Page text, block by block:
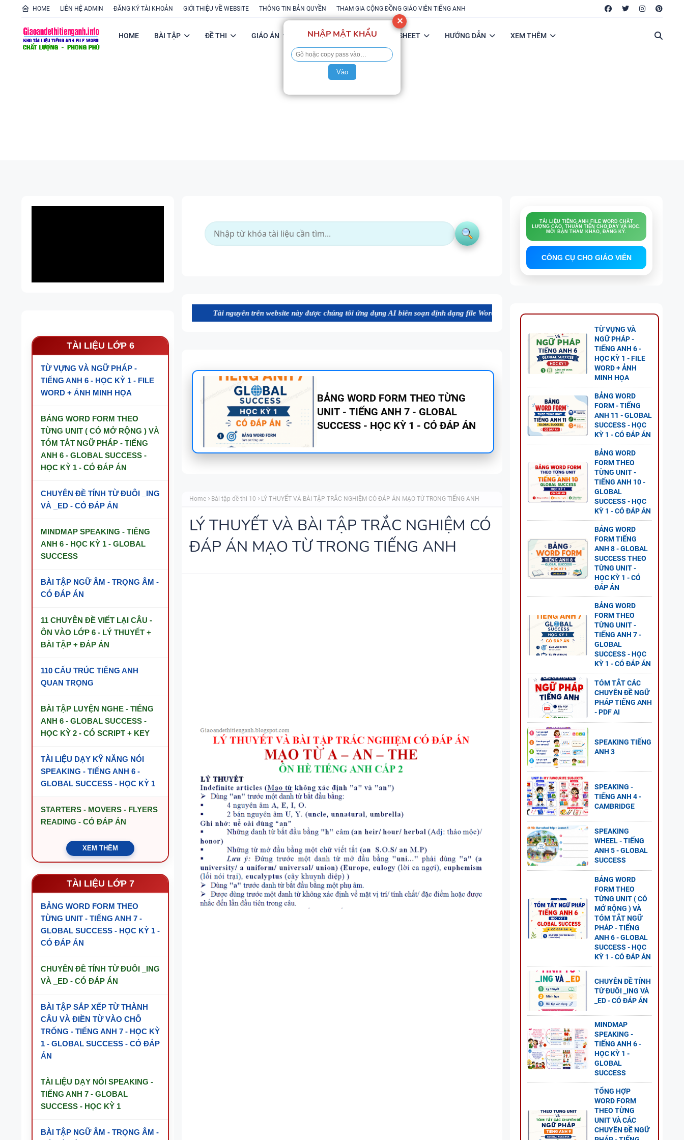
HOME LIÊN HỆ ADMIN ĐĂNG KÝ TÀI KHOẢN GIỚI THIỆU VỀ WEBSITE THÔNG TIN BẢN QUYỀN THAM GIA CỘNG ĐỒNG GIÁO VIÊN TIẾNG ANH
HOME BÀI TẬP ĐỀ THI GIÁO ÁN POWERPOINT FLASH-SHEET HƯỚNG DẪN XEM THÊM
TÀI LIỆU LỚP 6
TỪ VỰNG VÀ NGỮ PHÁP -
TIẾNG ANH 6 - HỌC KỲ 1 - FILE
WORD + ẢNH MINH HỌA
BẢNG WORD FORM THEO
TỪNG UNIT ( CÓ MỞ RỘNG ) VÀ
TÓM TẮT NGỮ PHÁP - TIẾNG
ANH 6 - GLOBAL SUCCESS -
HỌC KỲ 1 - CÓ ĐÁP ÁN
CHUYÊN ĐỀ TÍNH TỪ ĐUÔI _ING
VÀ _ED - CÓ ĐÁP ÁN
MINDMAP SPEAKING - TIẾNG
ANH 6 - HỌC KỲ 1 - GLOBAL
SUCCESS
BÀI TẬP NGỮ ÂM - TRỌNG ÂM -
CÓ ĐÁP ÁN
11 CHUYÊN ĐỀ VIẾT LẠI CÂU -
ÔN VÀO LỚP 6 - LÝ THUYẾT +
BÀI TẬP + ĐÁP ÁN
110 CẤU TRÚC TIẾNG ANH
QUAN TRỌNG
BÀI TẬP LUYỆN NGHE - TIẾNG
ANH 6 - GLOBAL SUCCESS -
HỌC KỲ 2 - CÓ SCRIPT + KEY
TÀI LIỆU DẠY KỸ NĂNG NÓI
SPEAKING - TIẾNG ANH 6 -
GLOBAL SUCCESS - HỌC KỲ 1
STARTERS - MOVERS - FLYERS
READING - CÓ ĐÁP ÁN
XEM THÊM
TÀI LIỆU LỚP 7
BẢNG WORD FORM THEO
TỪNG UNIT - TIẾNG ANH 7 -
GLOBAL SUCCESS - HỌC KỲ 1 -
CÓ ĐÁP ÁN
CHUYÊN ĐỀ TÍNH TỪ ĐUÔI _ING
VÀ _ED - CÓ ĐÁP ÁN
BÀI TẬP SẮP XẾP TỪ THÀNH
CÂU VÀ ĐIỀN TỪ VÀO CHỖ
TRỐNG - TIẾNG ANH 7 - HỌC KỲ
1 - GLOBAL SUCCESS - CÓ ĐÁP
ÁN
TÀI LIỆU DẠY NÓI SPEAKING -
TIẾNG ANH 7 - GLOBAL
SUCCESS - HỌC KỲ 1
BÀI TẬP NGỮ ÂM - TRỌNG ÂM -
Tài nguyên trên website này được chúng tôi ứng dụng AI biên soạn định dạng file Word chất lượng cao, thuận tiện cho dạy và học tiếng Anh. Mời bạn tham
TÓM TẮT CÁC CHUYÊN ĐỀ NGỮ
PHÁP TIẾNG ANH - PDF AI
SPEAKING TIẾNG ANH 3
UNIT ( CÓ MỞ RỘNG ) VÀ TÓM TẮT
NGỮ PHÁP - TIẾNG ANH 6 - GLOBAL
SUCCESS - HỌC KỲ 1 - CÓ ĐÁP ÁN
CHUYÊN ĐỀ TÍNH TỪ ĐUÔI _ING VÀ
_ED - CÓ ĐÁP ÁN
MINDMAP SPEAKING - TIẾNG ANH
6 - HỌC KỲ 1 - GLOBAL SUCCESS
Home Bài tập đề thi 10 LÝ THUYẾT VÀ BÀI TẬP TRẮC NGHIỆM CÓ ĐÁP ÁN MẠO TỪ TRONG TIẾNG ANH
LÝ THUYẾT VÀ BÀI TẬP TRẮC NGHIỆM CÓ
ĐÁP ÁN MẠO TỪ TRONG TIẾNG ANH
TÀI LIỆU TIẾNG ANH FILE WORD CHẤT
LƯỢNG CAO, THUẬN TIỆN CHO DẠY VÀ HỌC.
MỜI BẠN THAM KHẢO, ĐĂNG KÝ.
CÔNG CỤ CHO GIÁO VIÊN
TỪ VỰNG VÀ
NGỮ PHÁP -
TIẾNG ANH 6 -
HỌC KỲ 1 - FILE
WORD + ẢNH
MINH HỌA
BẢNG WORD
FORM - TIẾNG
ANH 11 - GLOBAL
SUCCESS - HỌC
KỲ 1 - CÓ ĐÁP ÁN
BẢNG WORD
FORM THEO
TỪNG UNIT -
TIẾNG ANH 10 -
GLOBAL
SUCCESS - HỌC
KỲ 1 - CÓ ĐÁP ÁN
BẢNG WORD
FORM TIẾNG
ANH 8 - GLOBAL
SUCCESS THEO
TỪNG UNIT -
HỌC KỲ 1 - CÓ
ĐÁP ÁN
BẢNG WORD
FORM THEO
TỪNG UNIT -
TIẾNG ANH 7 -
GLOBAL
SUCCESS - HỌC
KỲ 1 - CÓ ĐÁP ÁN
TÓM TẮT CÁC
CHUYÊN ĐỀ NGỮ
PHÁP TIẾNG ANH
- PDF AI
SPEAKING TIẾNG
ANH 3
SPEAKING -
TIẾNG ANH 4 -
CAMBRIDGE
SPEAKING
WHEEL - TIẾNG
ANH 5 - GLOBAL
SUCCESS
BẢNG WORD
FORM THEO
TỪNG UNIT ( CÓ
MỞ RỘNG ) VÀ
TÓM TẮT NGỮ
PHÁP - TIẾNG
ANH 6 - GLOBAL
SUCCESS - HỌC
KỲ 1 - CÓ ĐÁP ÁN
CHUYÊN ĐỀ TÍNH
TỪ ĐUÔI _ING VÀ
_ED - CÓ ĐÁP ÁN
MINDMAP
SPEAKING -
TIẾNG ANH 6 -
HỌC KỲ 1 -
GLOBAL
SUCCESS
TỔNG HỢP
WORD FORM
THEO TỪNG
UNIT VÀ CÁC
CHUYÊN ĐỀ NGỮ
✕
NHẬP MẬT KHẨU
Vào